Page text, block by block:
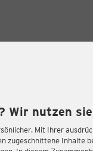
Wir nutzen
Mit Ihrer
zugeschnittene Inhalte